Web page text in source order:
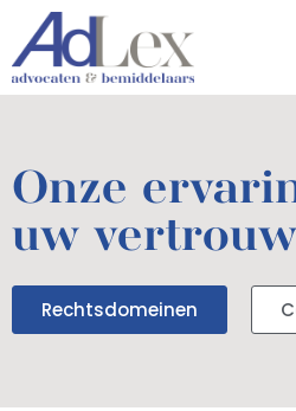
Onze
uw
Rechtsdomeinen